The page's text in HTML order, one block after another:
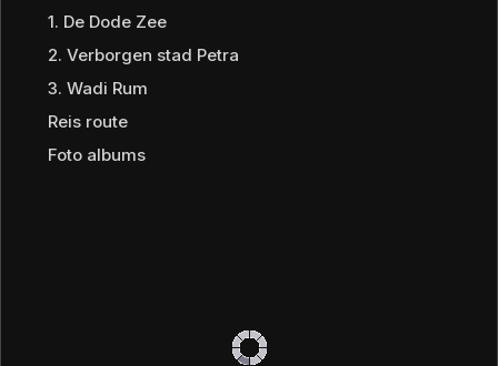
1. De Dode Zee
2. Verborgen stad Petra
3. Wadi Rum
Reis route
Foto albums